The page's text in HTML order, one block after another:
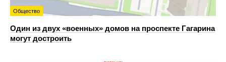
Общество
Один из двух «военных» домов на проспекте Гагарина
могут достроить